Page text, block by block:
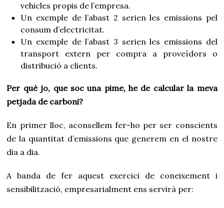
vehicles propis de l’empresa.
Un exemple de l’abast 2 serien les emissions pel
consum d’electricitat.
Un exemple de l’abast 3 serien les emissions del
transport extern per compra a proveïdors o
distribució a clients.
Per què jo, que soc una pime, he de calcular la meva
petjada de carboni?
En primer lloc, aconsellem fer-ho per ser conscients
de la quantitat d’emissions que generem en el nostre
dia a dia.
A banda de fer aquest exercici de coneixement i
sensibilització, empresarialment ens servirà per: